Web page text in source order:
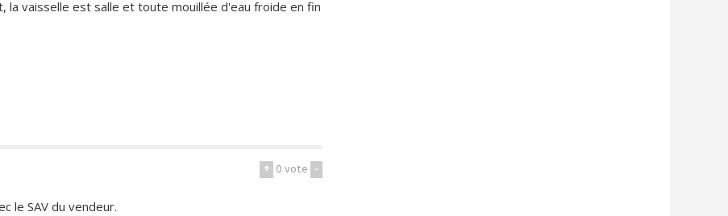
vaisselle est salle et toute mouillée d'eau froide en fin
+ 0vote -
le SAV du vendeur.